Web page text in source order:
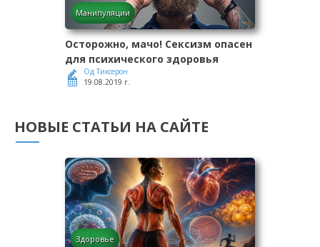
Манипуляции
Осторожно, мачо! Сексизм опасен
для психического здоровья
Од Тиксерон
19.08.2019 г.
НОВЫЕ СТАТЬИ НА САЙТЕ
Здоровье